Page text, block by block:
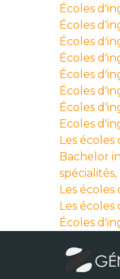
Écoles
Écoles
Écoles
Écoles
Écoles
Écoles
Écoles
Ecoles
Les
Bachelor
Les
Les
Écoles